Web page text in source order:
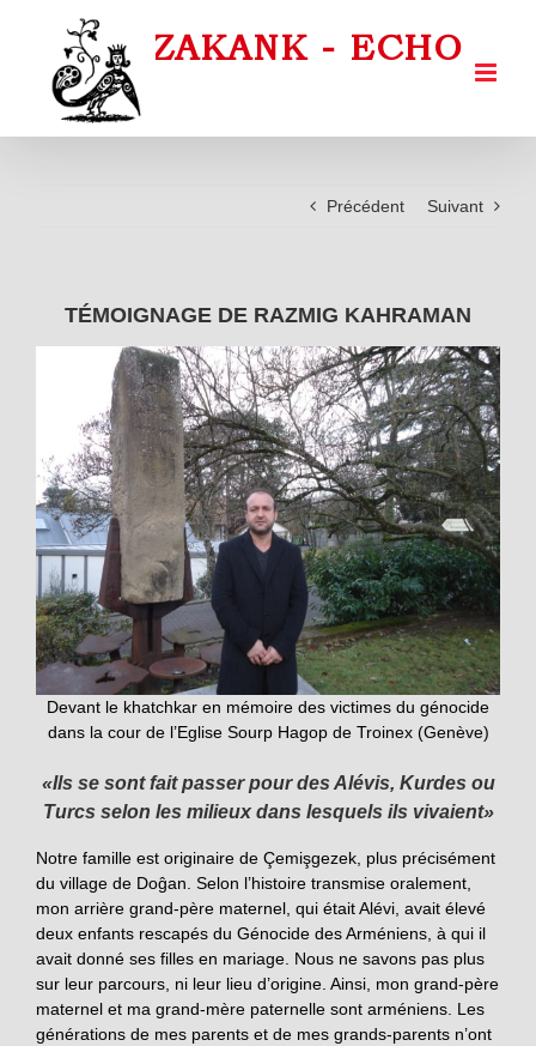
Précédent Suivant
TÉMOIGNAGE DE RAZMIG KAHRAMAN
Devant le khatchkar en mémoire des victimes du génocide
dans la cour de l’Eglise Sourp Hagop de Troinex (Genève)
«Ils se sont fait passer pour des Alévis, Kurdes ou
Turcs selon les milieux dans lesquels ils vivaient»
Notre famille est originaire de Çemişgezek, plus précisément
du village de Doĝan. Selon l’histoire transmise oralement,
mon arrière grand-père maternel, qui était Alévi, avait élevé
deux enfants rescapés du Génocide des Arméniens, à qui il
avait donné ses filles en mariage. Nous ne savons pas plus
sur leur parcours, ni leur lieu d’origine. Ainsi, mon grand-père
maternel et ma grand-mère paternelle sont arméniens. Les
générations de mes parents et de mes grands-parents n’ont